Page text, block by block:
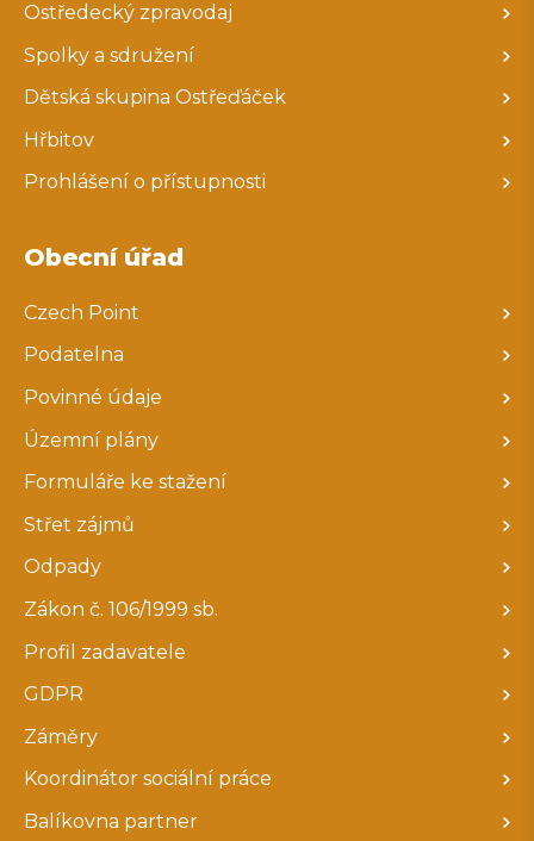
Ostředecký zpravodaj
Spolky a sdružení
Dětská skupina Ostřeďáček
Hřbitov
Prohlášení o přístupnosti
Obecní úřad
Czech Point
Podatelna
Povinné údaje
Územní plány
Formuláře ke stažení
Střet zájmů
Odpady
Zákon č. 106/1999 sb.
Profil zadavatele
GDPR
Záměry
Koordinátor sociální práce
Balíkovna partner